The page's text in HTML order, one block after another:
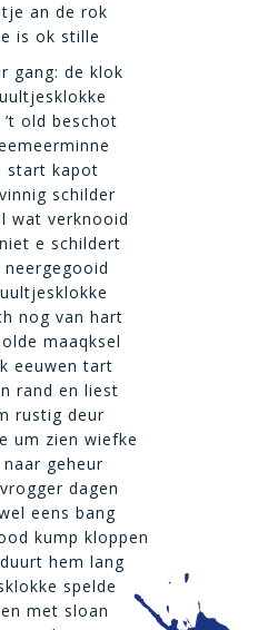
an de rok
is ok stille
gang: de klok
old beschot
start kapot
schilder
wat verknooid
e schildert
nog van hart
maaqksel
eeuwen tart
rand en liest
rustig deur
um zien wiefke
naar geheur
dagen
eens bang
kump kloppen
hem lang
spelde
met sloan